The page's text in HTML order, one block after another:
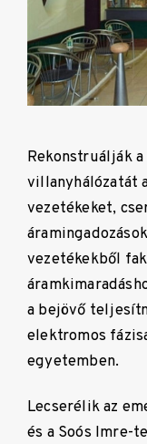
Rekonstruálják
villanyhálózatát
vezetékeket,
vezetékekből
a bejövő
elektromos
egyetemben.
Lecserélik az
és a Soós Imre-